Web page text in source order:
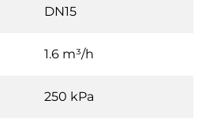
DN15
1.6 m³/h
250 kPa